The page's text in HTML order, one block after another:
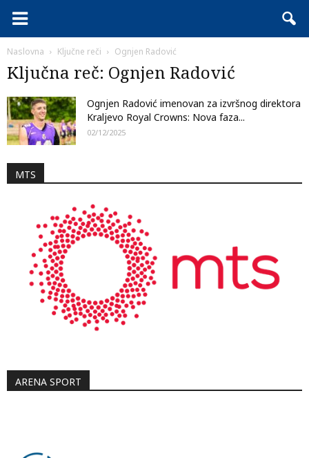
Naslovna Ključne reči Ognjen Radović
Ključna reč: Ognjen Radović
Ognjen Radović imenovan za izvršnog direktora
Kraljevo Royal Crowns: Nova faza...
02/12/2025
MTS
ARENA SPORT